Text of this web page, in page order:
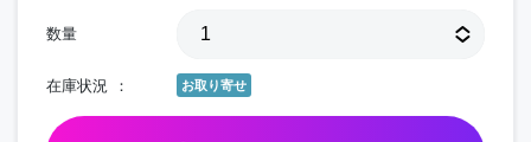
数量
在庫状況 お取り寄せ